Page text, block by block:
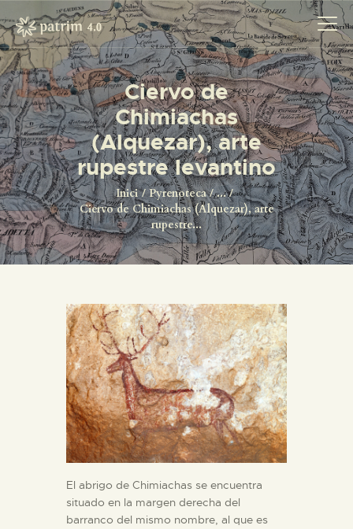
Ciervo de
Chimiachas
(Alquezar), arte
rupestre levantino
Inici Pyrenoteca
...
Ciervo de Chimiachas (Alquezar), arte
rupestre...
INICI
PYRENOTECA 4.0
PROJECTES
LA XARXA
CONTACTE
PROJECTES
El abrigo de Chimiachas se encuentra
situado en la margen derecha del
barranco del mismo nombre, al que es